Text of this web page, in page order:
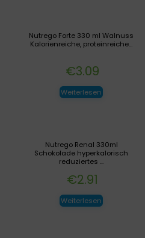
Nutrego Forte 330 ml Walnuss
Kalorienreiche, proteinreiche...
€3.09
Weiterlesen
Nutrego Renal 330ml
Schokolade hyperkalorisch
reduziertes ...
€2.91
Weiterlesen